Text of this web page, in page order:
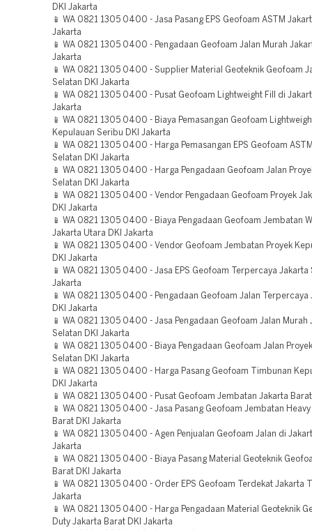
DKI Jakarta
📱 WA 0821 1305 0400 - Jasa Pasang EPS Geofoam ASTM
Jakarta
📱 WA 0821 1305 0400 - Pengadaan Geofoam Jalan Murah
Jakarta
📱 WA 0821 1305 0400 - Supplier Material Geoteknik Geofoam
Selatan DKI Jakarta
📱 WA 0821 1305 0400 - Pusat Geofoam Lightweight Fill di
Jakarta
📱 WA 0821 1305 0400 - Biaya Pemasangan Geofoam
Kepulauan Seribu DKI Jakarta
📱 WA 0821 1305 0400 - Harga Pemasangan EPS Geofoam
Selatan DKI Jakarta
📱 WA 0821 1305 0400 - Harga Pengadaan Geofoam Jalan
Selatan DKI Jakarta
📱 WA 0821 1305 0400 - Vendor Pengadaan Geofoam Proyek
DKI Jakarta
📱 WA 0821 1305 0400 - Biaya Pengadaan Geofoam Jembatan
Jakarta Utara DKI Jakarta
📱 WA 0821 1305 0400 - Vendor Geofoam Jembatan Proyek
DKI Jakarta
📱 WA 0821 1305 0400 - Jasa EPS Geofoam Terpercaya Jakarta
Jakarta
📱 WA 0821 1305 0400 - Pengadaan Geofoam Jalan Terpercaya
DKI Jakarta
📱 WA 0821 1305 0400 - Jasa Pengadaan Geofoam Jalan Murah
Selatan DKI Jakarta
📱 WA 0821 1305 0400 - Biaya Pengadaan Geofoam Jalan
Selatan DKI Jakarta
📱 WA 0821 1305 0400 - Harga Pasang Geofoam Timbunan
DKI Jakarta
📱 WA 0821 1305 0400 - Pusat Geofoam Jembatan Jakarta
📱 WA 0821 1305 0400 - Jasa Pasang Geofoam Jembatan
Barat DKI Jakarta
📱 WA 0821 1305 0400 - Agen Penjualan Geofoam Jalan di
Jakarta
📱 WA 0821 1305 0400 - Biaya Pasang Material Geoteknik
Barat DKI Jakarta
📱 WA 0821 1305 0400 - Order EPS Geofoam Terdekat Jakarta
Jakarta
📱 WA 0821 1305 0400 - Harga Pengadaan Material Geoteknik
Duty Jakarta Barat DKI Jakarta